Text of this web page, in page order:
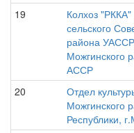
19
Колхоз
сельского
района
Можгинского
АССР
20
Отдел
Можгинского
Республики,